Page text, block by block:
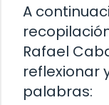
A
Rafael
reflexionar
palabras: